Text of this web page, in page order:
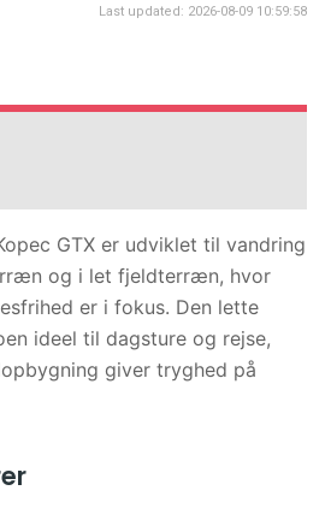
Last updated: 2026-08-09 10:59:58
Kopec GTX er udviklet til vandring
og i let fjeldterræn, hvor
er i fokus. Den lette
ideel til dagsture og rejse,
giver tryghed på